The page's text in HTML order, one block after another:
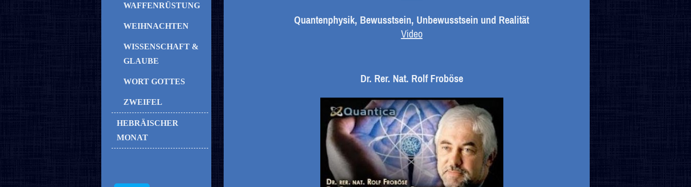
Quantenphysik, Bewusstsein, Unbewusstsein und Realität
Video
Dr. Rer. Nat. Rolf Froböse
WAFFENRÜSTUNG
WEIHNACHTEN
WISSENSCHAFT &
GLAUBE
WORT GOTTES
ZWEIFEL
HEBRÄISCHER
MONAT